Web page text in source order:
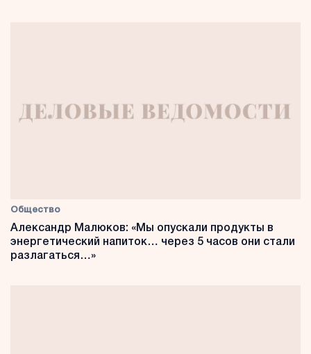
Общество
Александр Малюков: «Мы опускали продукты в
энергетический напиток… через 5 часов они стали
разлагаться…»